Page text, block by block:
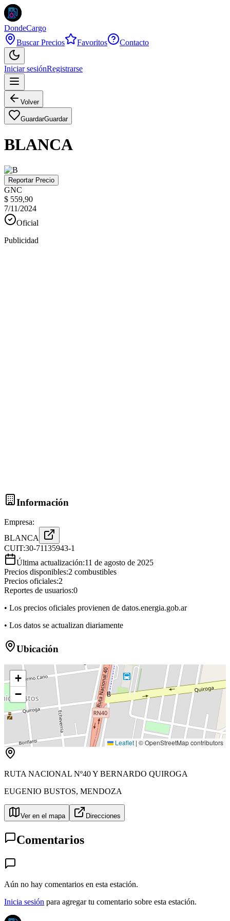
DondeCargo
Buscar Precios
Favoritos Contacto
Iniciar sesiónRegistrarse
Volver
GuardarGuardar
BLANCA
Reportar Precio
GNC
$ 559,90
7/11/2024
Oficial
Publicidad
Información
Empresa:
BLANCA
CUIT:30-71135943-1
Última actualización:11 de agosto de 2025
Precios disponibles:2 combustibles
Precios oficiales:2
Reportes de usuarios:0
• Los precios oficiales provienen de datos.energia.gob.ar
• Los datos se actualizan diariamente
Ubicación
B
+
−
Leaflet | © OpenStreetMap contributors
RUTA NACIONAL Nº40 Y BERNARDO QUIROGA
EUGENIO BUSTOS, MENDOZA
Ver en el mapa Direcciones
Comentarios
Aún no hay comentarios en esta estación.
Inicia sesión para agregar tu comentario sobre esta estación.